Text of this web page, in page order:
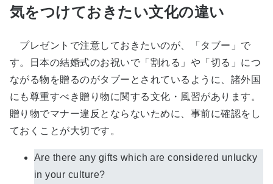
気をつけておきたい文化の違い
プレゼントで注意しておきたいのが、「タブー」で
す。日本の結婚式のお祝いで「割れる」や「切る」につ
ながる物を贈るのがタブーとされているように、諸外国
にも尊重すべき贈り物に関する文化・風習があります。
贈り物でマナー違反とならないために、事前に確認をし
ておくことが大切です。
Are there any gifts which are considered unlucky
in your culture?